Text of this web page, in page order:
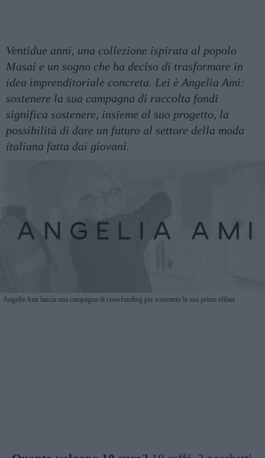
Ventidue anni, una collezione ispirata al popolo
Masai e un sogno che ha deciso di trasformare in
idea imprenditoriale concreta. Lei è Angelia Ami:
sostenere la sua campagna di raccolta fondi
significa sostenere, insieme al suo progetto, la
possibilità di dare un futuro al settore della moda
italiana fatta dai giovani.
Angelia Ami lancia una campagna di crowfunding per sostenere la sua prima sfilata